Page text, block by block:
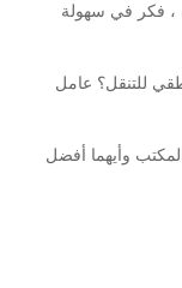
، فكر في سهولة
للتنقل؟ عامل
وأيهما أفضل